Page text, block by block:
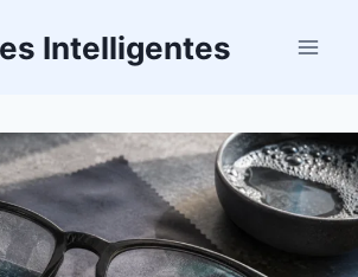
Intelligentes